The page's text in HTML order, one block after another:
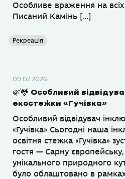
Особливе враження на
Писаний Камінь […]
Рекреація
09.07.2026
🌿🦌 Особливий
екостежки «Гучівка»
Особливий відвідувач
«Гучівка» Сьогодні наша
освітня стежка «Гучівка»
гостя — Сарну
унікального природного
було облаштовано в